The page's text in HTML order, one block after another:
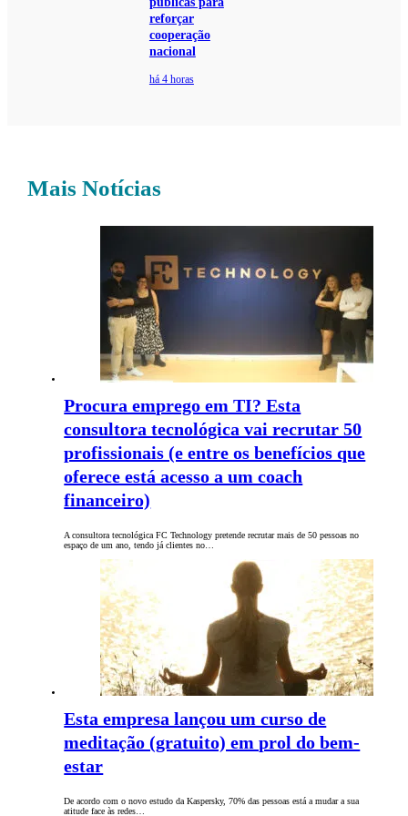
reforçar
cooperação
nacional
há 4 horas
Mais Notícias
Procura emprego em TI? Esta
consultora tecnológica vai recrutar 50
profissionais (e entre os benefícios que
oferece está acesso a um coach
financeiro)
A consultora tecnológica FC Technology pretende recrutar mais de 50 pessoas no
espaço de um ano, tendo já clientes no…
Esta empresa lançou um curso de
meditação (gratuito) em prol do bem-
estar
De acordo com o novo estudo da Kaspersky, 70% das pessoas está a mudar a sua
atitude face às redes…